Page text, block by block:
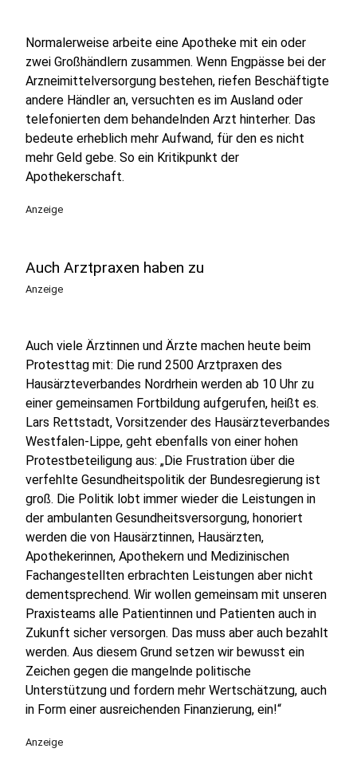
Normalerweise arbeite eine Apotheke mit ein oder
zwei Großhändlern zusammen. Wenn Engpässe bei der
Arzneimittelversorgung bestehen, riefen Beschäftigte
andere Händler an, versuchten es im Ausland oder
telefonierten dem behandelnden Arzt hinterher. Das
bedeute erheblich mehr Aufwand, für den es nicht
mehr Geld gebe. So ein Kritikpunkt der
Apothekerschaft.
Anzeige
Auch Arztpraxen haben zu
Anzeige
Auch viele Ärztinnen und Ärzte machen heute beim
Protesttag mit: Die rund 2500 Arztpraxen des
Hausärzteverbandes Nordrhein werden ab 10 Uhr zu
einer gemeinsamen Fortbildung aufgerufen, heißt es.
Lars Rettstadt, Vorsitzender des Hausärzteverbandes
Westfalen-Lippe, geht ebenfalls von einer hohen
Protestbeteiligung aus: „Die Frustration über die
verfehlte Gesundheitspolitik der Bundesregierung ist
groß. Die Politik lobt immer wieder die Leistungen in
der ambulanten Gesundheitsversorgung, honoriert
werden die von Hausärztinnen, Hausärzten,
Apothekerinnen, Apothekern und Medizinischen
Fachangestellten erbrachten Leistungen aber nicht
dementsprechend. Wir wollen gemeinsam mit unseren
Praxisteams alle Patientinnen und Patienten auch in
Zukunft sicher versorgen. Das muss aber auch bezahlt
werden. Aus diesem Grund setzen wir bewusst ein
Zeichen gegen die mangelnde politische
Unterstützung und fordern mehr Wertschätzung, auch
in Form einer ausreichenden Finanzierung, ein!“
Anzeige